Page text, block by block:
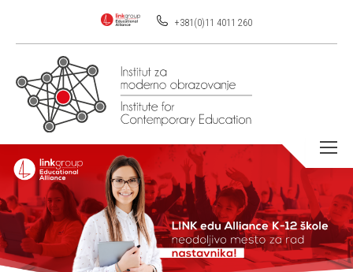
+381(0)11 4011 260